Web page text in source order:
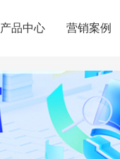
产品中心 营销案例